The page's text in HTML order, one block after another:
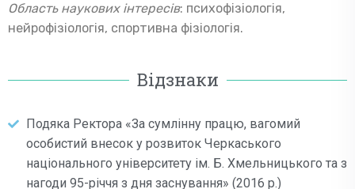
Область наукових інтересів: психофізіологія,
нейрофізіологія, спортивна фізіологія.
Відзнаки
Подяка Ректора «За сумлінну працю, вагомий
особистий внесок у розвиток Черкаського
національного університету ім. Б. Хмельницького та з
нагоди 95-річчя з дня заснування» (2016 р.)